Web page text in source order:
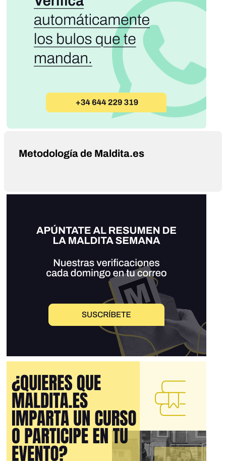
Metodología de Maldita.es